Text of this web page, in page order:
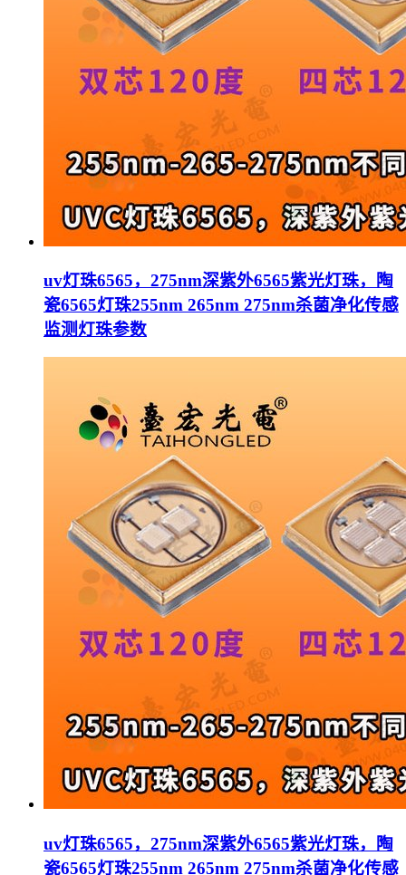
uv灯珠6565，275nm深紫外6565紫光灯珠，陶
瓷6565灯珠255nm 265nm 275nm杀菌净化传感
监测灯珠参数
uv灯珠6565，275nm深紫外6565紫光灯珠，陶
瓷6565灯珠255nm 265nm 275nm杀菌净化传感